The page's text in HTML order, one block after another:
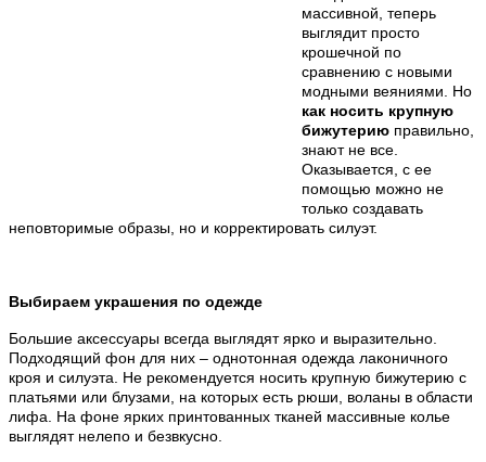
массивной, теперь
выглядит просто
крошечной по
сравнению с новыми
модными веяниями. Но
как носить крупную
бижутерию правильно,
знают не все.
Оказывается, с ее
помощью можно не
только создавать
неповторимые образы, но и корректировать силуэт.
Выбираем украшения по одежде
Большие аксессуары всегда выглядят ярко и выразительно.
Подходящий фон для них – однотонная одежда лаконичного
кроя и силуэта. Не рекомендуется носить крупную бижутерию с
платьями или блузами, на которых есть рюши, воланы в области
лифа. На фоне ярких принтованных тканей массивные колье
выглядят нелепо и безвкусно.